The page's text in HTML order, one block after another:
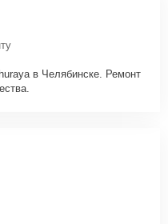
в Челябинске. Ремонт